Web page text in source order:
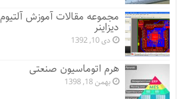
مجموعه مقالات آموزش آلتیوم
دیزاینر
دی 10, 1392
هرم اتوماسیون صنعتی
بهمن 18, 1398